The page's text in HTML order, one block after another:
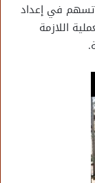
في إعداد
اللازمة